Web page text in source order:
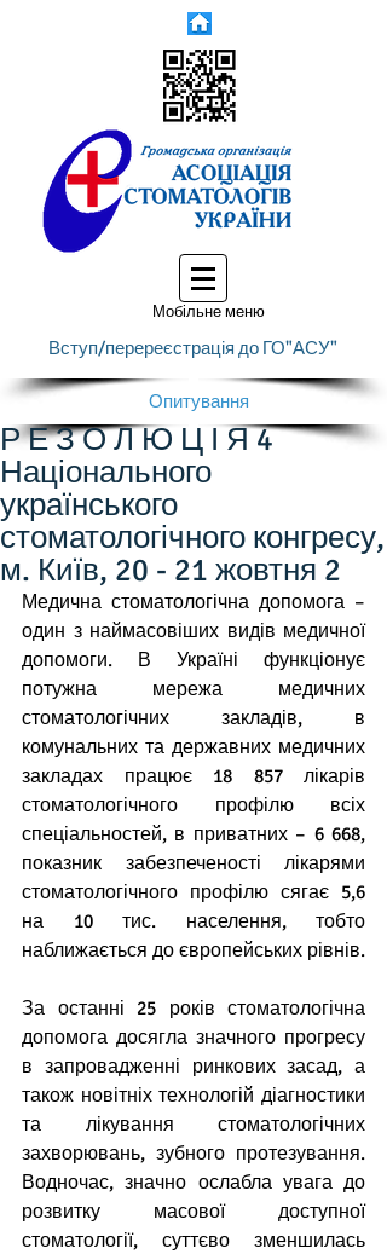
Мобільне меню
Вступ/перереєстрація до ГО"АСУ"
Опитування
Р Е З О Л Ю Ц І Я 4
Національного
українського
стоматологічного конгресу,
м. Київ, 20 - 21 жовтня 2
Медична стоматологічна допомога –
один з наймасовіших видів медичної
допомоги. В Україні функціонує
потужна мережа медичних
стоматологічних закладів, в
комунальних та державних медичних
закладах працює 18 857 лікарів
стоматологічного профілю всіх
спеціальностей, в приватних – 6 668,
показник забезпеченості лікарями
стоматологічного профілю сягає 5,6
на 10 тис. населення, тобто
наближається до європейських рівнів.
За останні 25 років стоматологічна
допомога досягла значного прогресу
в запровадженні ринкових засад, а
також новітніх технологій діагностики
та лікування стоматологічних
захворювань, зубного протезування.
Водночас, значно ослабла увага до
розвитку масової доступної
стоматології, суттєво зменшилась